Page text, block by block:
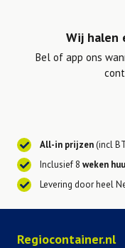
Wij halen
Bel of app ons
All-in prijzen(incl
Inclusief 8 weken
Levering door heel
Regiocontainer.nl